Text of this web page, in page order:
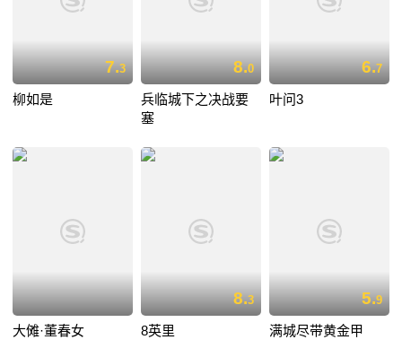
7.3
柳如是
8.0
兵临城下之决战要
塞
6.7
叶问3
大傩·董春女
8.3
8英里
5.9
满城尽带黄金甲